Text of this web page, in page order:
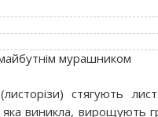
мурашником
стягують
виникла, вирощують